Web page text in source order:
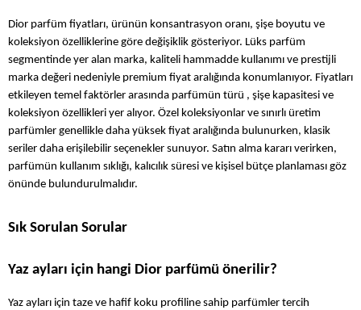
Dior parfüm fiyatları, ürünün konsantrasyon oranı, şişe boyutu ve
koleksiyon özelliklerine göre değişiklik gösteriyor. Lüks parfüm
segmentinde yer alan marka, kaliteli hammadde kullanımı ve prestijli
marka değeri nedeniyle premium fiyat aralığında konumlanıyor. Fiyatları
etkileyen temel faktörler arasında parfümün türü , şişe kapasitesi ve
koleksiyon özellikleri yer alıyor. Özel koleksiyonlar ve sınırlı üretim
parfümler genellikle daha yüksek fiyat aralığında bulunurken, klasik
seriler daha erişilebilir seçenekler sunuyor. Satın alma kararı verirken,
parfümün kullanım sıklığı, kalıcılık süresi ve kişisel bütçe planlaması göz
önünde bulundurulmalıdır.
Sık Sorulan Sorular
Yaz ayları için hangi Dior parfümü önerilir?
Yaz ayları için taze ve hafif koku profiline sahip parfümler tercih